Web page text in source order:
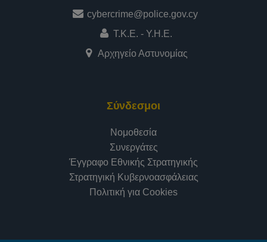
cybercrime@police.gov.cy
Τ.Κ.Ε. - Υ.Η.Ε.
Αρχηγείο Αστυνομίας
Σύνδεσμοι
Νομοθεσία
Συνεργάτες
Έγγραφο Εθνικής Στρατηγικής
Στρατηγική Κυβερνοασφάλειας
Πολιτική για Cookies